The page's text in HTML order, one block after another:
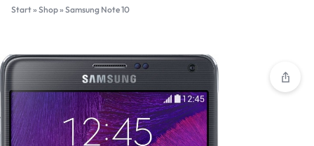
Start» Shop» Samsung Note 10